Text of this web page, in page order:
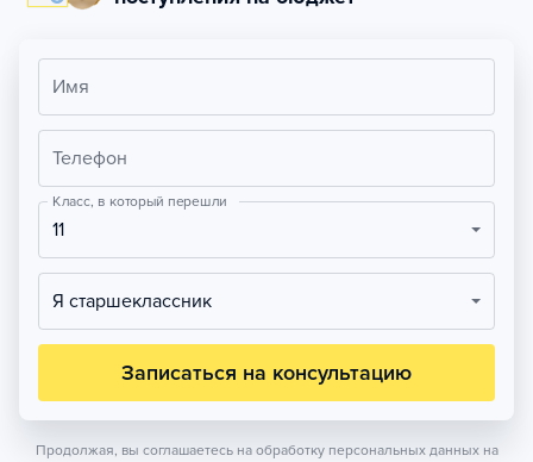
Имя
Телефон
Класс, в который перешли
11
Я старшеклассник
Записаться на консультацию
Продолжая, вы соглашаетесь на обработку персональных данных на